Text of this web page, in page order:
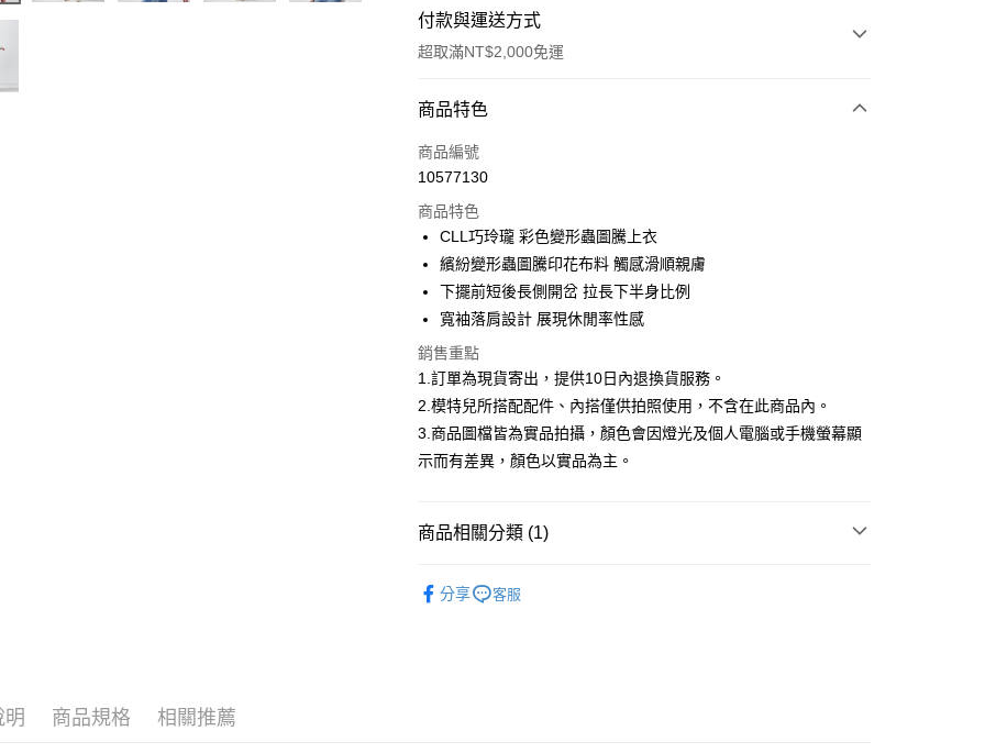
付款與運送方式
超取滿NT$2,000免運
付款方式
信用卡一次付款
3 期 0 利率 每期 NT$266
合作金庫商業銀行
第一商業銀行
華南商業銀行
彰化商業銀行
國泰世華商業銀行
臺灣中小企業銀行
匯豐（台灣）商業銀行
華泰商業銀行
聯邦商業銀行
遠東國際商業銀行
玉山商業銀行
星展（台灣）商業銀行
台新國際商業銀行
超商取貨付款
Apple Pay
街口支付
悠遊付
Google Pay
【大哥付你分期使用說明】
商品特色
商品編號
10577130
商品特色
CLL巧玲瓏 彩色變形蟲圖騰上衣
繽紛變形蟲圖騰印花布料 觸感滑順親膚
下擺前短後長側開岔 拉長下半身比例
寬袖落肩設計 展現休閒率性感
銷售重點
1.訂單為現貨寄出，提供10日內退換貨服務。
2.模特兒所搭配配件、內搭僅供拍照使用，不含在此商品內。
3.商品圖檔皆為實品拍攝，顏色會因燈光及個人電腦或手機螢幕顯
示而有差異，顏色以實品為主。
商品相關分類 (1)
分享
客服
明 商品規格 相關推薦